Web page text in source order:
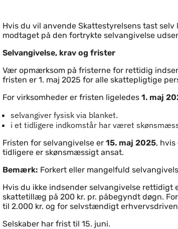
Hvis du vil anvende Skattestyrelsens tast
modtaget på den fortrykte selvangivelse
Selvangivelse, krav og frister
Vær opmærksom på fristerne for rettidig
fristen er 1. maj 2025 for alle skattepligtige
For virksomheder er fristen ligeledes1. maj
selvangiver fysisk via blanket.
i et tidligere indkomstår har været
Fristen for selvangivelse er15. maj 2025,
tidligere er skønsmæssigt ansat.
Bemærk: Forkert eller mangelfuld
Hvis du ikke indsender selvangivelse
skattetillæg på 200 kr. pr. påbegyndt døgn.
til 2.000 kr. og for selvstændigt
Selskaber har frist til 15. juni.